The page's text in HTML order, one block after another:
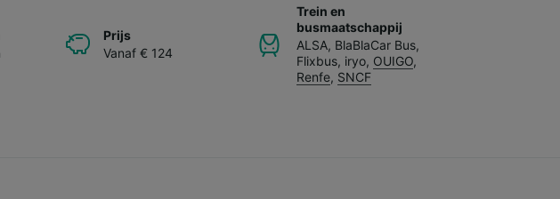
Prijs
Vanaf € 124
Trein en
busmaatschappij
ALSA, BlaBlaCar Bus,
Flixbus, iryo, OUIGO,
Renfe, SNCF